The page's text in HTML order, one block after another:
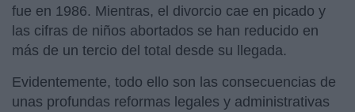
fue en 1986. Mientras, el divorcio cae en picado y
las cifras de niños abortados se han reducido en
más de un tercio del total desde su llegada.
Evidentemente, todo ello son las consecuencias de
unas profundas reformas legales y administrativas